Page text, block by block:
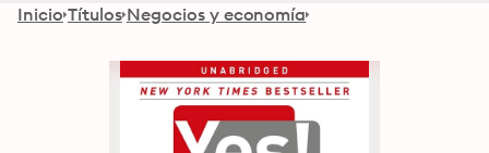
Inicio Títulos Negocios y economía